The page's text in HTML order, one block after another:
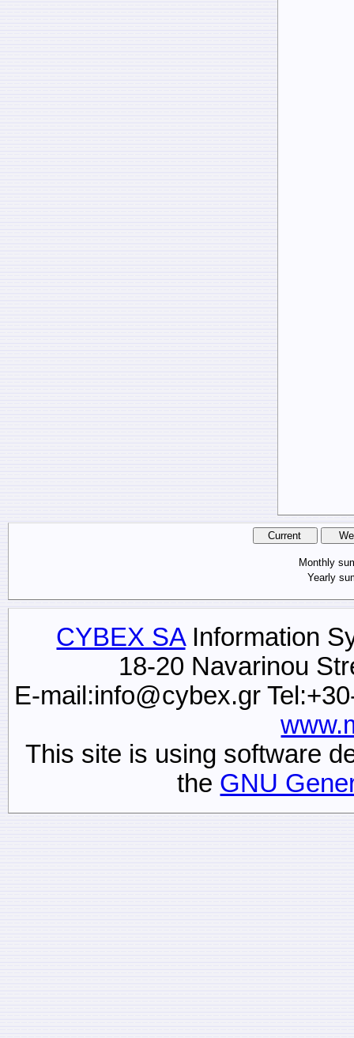
Monthly
Yearly
CYBEX SAInformation
18-20 Navarinou
E-mail:info@cybex.gr
This site is using software
the GNU